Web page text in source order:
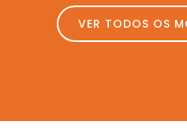
VER TODOS OS